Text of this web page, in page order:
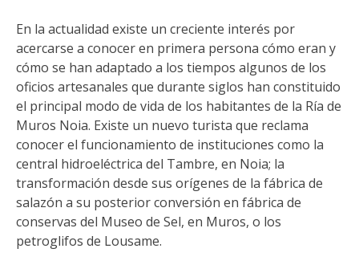
En la actualidad existe un creciente interés por
acercarse a conocer en primera persona cómo eran y
cómo se han adaptado a los tiempos algunos de los
oficios artesanales que durante siglos han constituido
el principal modo de vida de los habitantes de la Ría de
Muros Noia. Existe un nuevo turista que reclama
conocer el funcionamiento de instituciones como la
central hidroeléctrica del Tambre, en Noia; la
transformación desde sus orígenes de la fábrica de
salazón a su posterior conversión en fábrica de
conservas del Museo de Sel, en Muros, o los
petroglifos de Lousame.